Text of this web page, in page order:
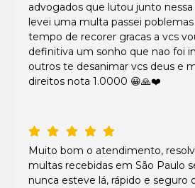
advogados que lutou junto nessa
levei uma multa passei
tempo de recorer gracas a vcs
definitiva um sonho que nao foi
outros te desanimar vcs deus e
direitos nota 1.0000 😀🙏❤️
Muito bom o atendimento,
multas recebidas em São Paulo
nunca esteve lá, rápido e seguro